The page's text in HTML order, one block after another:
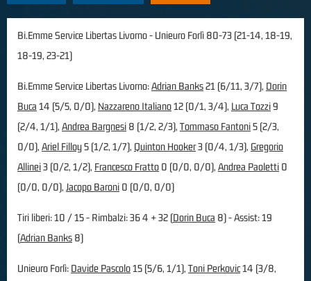
Bi.Emme Service Libertas Livorno - Unieuro Forlì 80-73 (21-14, 18-19,
18-19, 23-21)
Bi.Emme Service Libertas Livorno:Adrian Banks21 (6/11, 3/7), Dorin
Buca 14 (5/5, 0/0), Nazzareno Italiano12 (0/1, 3/4), Luca Tozzi9
(2/4, 1/1), Andrea Bargnesi 8 (1/2, 2/3), Tommaso Fantoni5 (2/3,
0/0), Ariel Filloy5 (1/2, 1/7), Quinton Hooker3 (0/4, 1/3), Gregorio
Allinei3 (0/2, 1/2), Francesco Fratto 0 (0/0, 0/0), Andrea Paoletti 0
(0/0, 0/0), Jacopo Baroni 0 (0/0, 0/0)
Tiri liberi: 10 / 15 - Rimbalzi: 36 4 + 32 (Dorin Buca 8) - Assist: 19
(Adrian Banks 8)
Unieuro Forlì: Davide Pascolo15 (5/6, 1/1), Toni Perkovic14 (3/8,